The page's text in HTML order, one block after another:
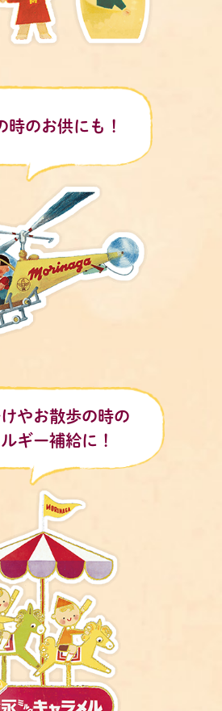
時のお供にも！
やお散歩の時の
ギー補給に！​